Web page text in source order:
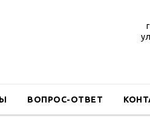
ВОПРОС-ОТВЕТ